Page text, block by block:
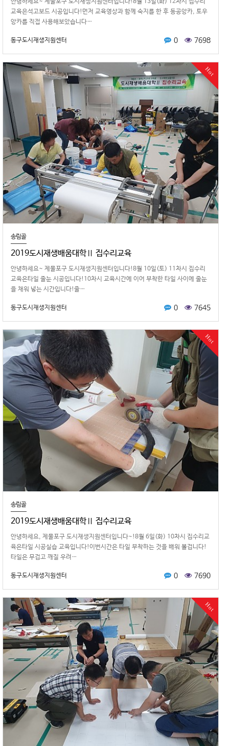
교육은석고보드 시공입니다!먼저 교육영상과 함께 숙지를 한 후 동공앙카, 토우
앙카를 직접 사용해보았습니다…
동구도시재생지원센터 0 7698
Hot
송림골
2019도시재생배움대학Ⅱ 집수리교육
안녕하 세요~ 제물포구 도시재생지원센터입니다!8월 10일(토) 11차시 집수리
교육은타일 줄눈 시공입니다!10차시 교육시간에 이어 부착한 타일 사이에 줄눈
을 채워 넣는 시간입니다!줄…
동구도시재생지원센터 0 7645
Hot
송림골
2019도시재생배움대학Ⅱ 집수리교육
안녕하 세요, 제물포구 도시재생지원센터입니다~!8월 6일(화) 10차시 집수리교
육은타일 시공실습 교육입니다!이번시간은 타일 부착하는 것을 배워 볼겁니다!
타일은 무겁고 깨질 우려…
동구도시재생지원센터 0 7690
Hot